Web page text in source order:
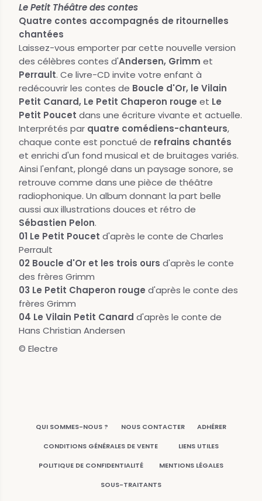
Le Petit Théâtre des contes
Quatre contes accompagnés de ritournelles
chantées
Laissez-vous emporter par cette nouvelle version
des célèbres contes d'Andersen, Grimm et
Perrault. Ce livre-CD invite votre enfant à
redécouvrir les contes de Boucle d'Or, le Vilain
Petit Canard, Le Petit Chaperon rouge et Le
Petit Poucet dans une écriture vivante et actuelle.
Interprétés par quatre comédiens-chanteurs,
chaque conte est ponctué de refrains chantés
et enrichi d'un fond musical et de bruitages variés.
Ainsi l'enfant, plongé dans un paysage sonore, se
retrouve comme dans une pièce de théâtre
radiophonique. Un album donnant la part belle
aussi aux illustrations douces et rétro de
Sébastien Pelon.
01 Le Petit Poucet d'après le conte de Charles
Perrault
02 Boucle d'Or et les trois ours d'après le conte
des frères Grimm
03 Le Petit Chaperon rouge d'après le conte des
frères Grimm
04 Le Vilain Petit Canard d'après le conte de
Hans Christian Andersen
© Electre
QUI SOMMES-NOUS ? NOUS CONTACTER ADHÉRER
CONDITIONS GÉNÉRALES DE VENTE LIENS UTILES
POLITIQUE DE CONFIDENTIALITÉ MENTIONS LÉGALES
SOUS-TRAITANTS